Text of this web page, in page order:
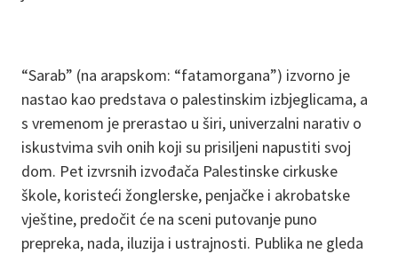
“Sarab” (na arapskom: “fatamorgana”) izvorno je
nastao kao predstava o palestinskim izbjeglicama, a
s vremenom je prerastao u širi, univerzalni narativ o
iskustvima svih onih koji su prisiljeni napustiti svoj
dom. Pet izvrsnih izvođača Palestinske cirkuske
škole, koristeći žonglerske, penjačke i akrobatske
vještine, predočit će na sceni putovanje puno
prepreka, nada, iluzija i ustrajnosti. Publika ne gleda